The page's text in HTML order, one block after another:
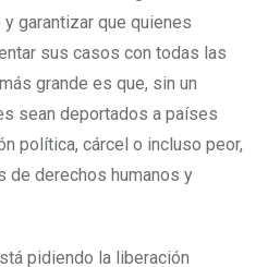
garantizar que quienes
sus casos con todas las
grande es que, sin un
sean deportados a países
política, cárcel o incluso peor,
de derechos humanos y
pidiendo la liberación